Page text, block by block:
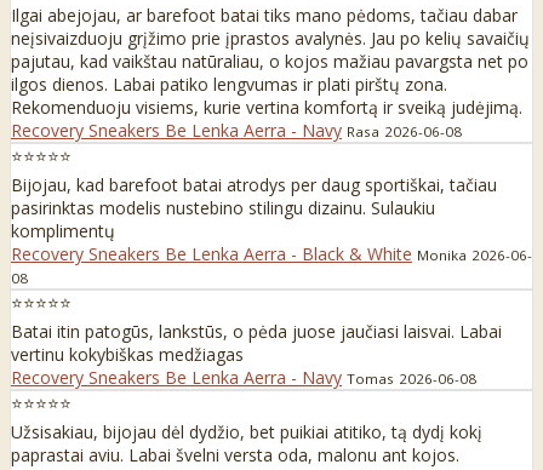
Ilgai abejojau, ar barefoot batai tiks mano pėdoms, tačiau dabar
neįsivaizduoju grįžimo prie įprastos avalynės. Jau po kelių savaičių
pajutau, kad vaikštau natūraliau, o kojos mažiau pavargsta net po
ilgos dienos. Labai patiko lengvumas ir plati pirštų zona.
Rekomenduoju visiems, kurie vertina komfortą ir sveiką judėjimą.
Recovery Sneakers Be Lenka Aerra - Navy Rasa 2026-06-08
⭐⭐⭐⭐⭐
Bijojau, kad barefoot batai atrodys per daug sportiškai, tačiau
pasirinktas modelis nustebino stilingu dizainu. Sulaukiu
komplimentų
Recovery Sneakers Be Lenka Aerra - Black & White Monika 2026-06-
08
⭐⭐⭐⭐⭐
Batai itin patogūs, lankstūs, o pėda juose jaučiasi laisvai. Labai
vertinu kokybiškas medžiagas
Recovery Sneakers Be Lenka Aerra - Navy Tomas 2026-06-08
⭐⭐⭐⭐⭐
Užsisakiau, bijojau dėl dydžio, bet puikiai atitiko, tą dydį kokį
paprastai aviu. Labai švelni versta oda, malonu ant kojos.